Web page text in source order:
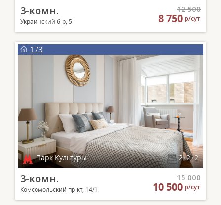
3-комн.
Украинский б-р, 5
12 500
8 750р/сут
173
Парк Культуры 2+2+2
3-комн.
Комсомольский пр-кт, 14/1
15 000
10 500р/сут